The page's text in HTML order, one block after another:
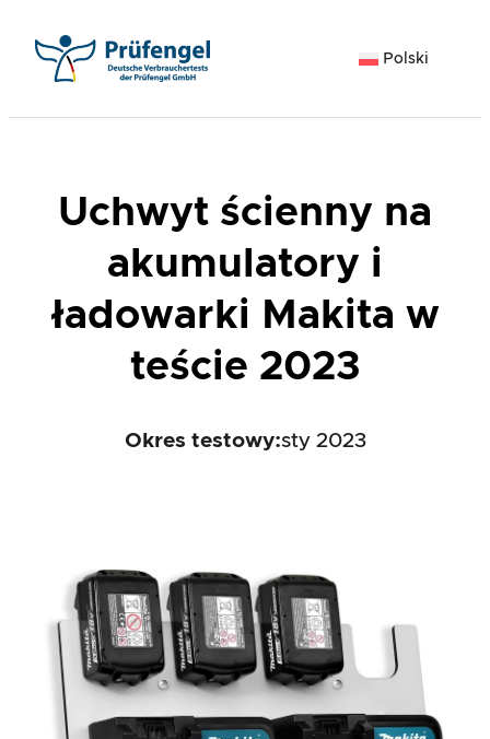
Polski
Uchwyt ścienny na
akumulatory i
ładowarki Makita w
teście 2023
Okres testowy:sty 2023